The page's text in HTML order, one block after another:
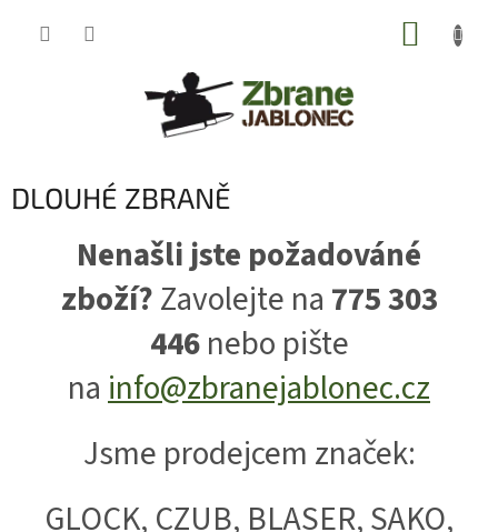
DLOUHÉ ZBRANĚ
Nenašli jste požadováné
zboží?Zavolejte na 775 303
446nebo pište
nainfo@zbranejablonec.cz
Jsme prodejcem značek:
GLOCK, CZUB, BLASER, SAKO,